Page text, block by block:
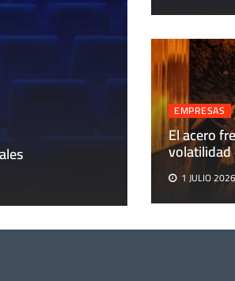
EMPRESAS
El acero
volatilidad
1 JULIO 2026
EMPRESAS
El acero
Aires
1 JULIO 2026